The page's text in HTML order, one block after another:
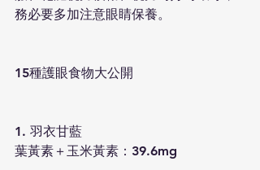
務必要多加注意眼睛保養。
15種護眼食物大公開
1. 羽衣甘藍
葉黃素＋玉米黃素：39.6mg